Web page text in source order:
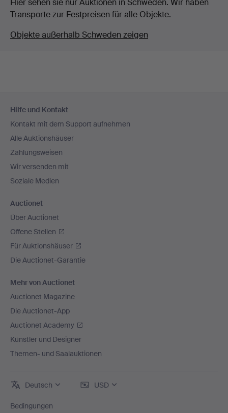
Hier sehen sie nur Auktionen in Schweden. Wir haben
Transporte zur Festpreisen für alle Objekte.
Objekte außerhalb Schweden zeigen
Navigation
Hilfe und Kontakt
Kontakt mit dem Support aufnehmen
Alle Auktionshäuser
Zahlungsweisen
Wir versenden mit
Soziale Medien
Auctionet
Über Auctionet
Offene Stellen
Für Auktionshäuser
Die Auctionet-Garantie
Mehr von Auctionet
Auctionet Magazine
Die Auctionet-App
Auctionet Academy
Künstler und Designer
Themen- und Saalauktionen
Deutsch USD
Bedingungen